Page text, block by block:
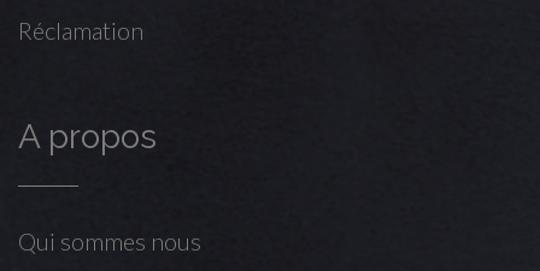
Réclamation
A propos
Qui sommes nous